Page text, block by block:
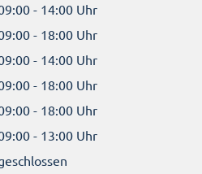
- 14:00 Uhr
- 18:00 Uhr
- 14:00 Uhr
- 18:00 Uhr
- 18:00 Uhr
- 13:00 Uhr